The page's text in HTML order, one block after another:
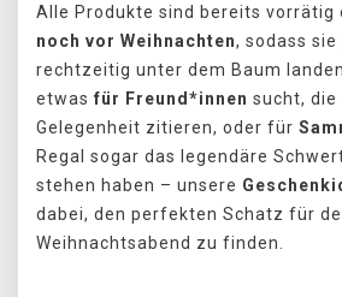
Alle Produkte sind bereits vorrätig
noch vor Weihnachten, sodass
rechtzeitig unter dem Baum
etwas für Freund*innen sucht, die
Gelegenheit zitieren, oder für
Regal sogar das legendäre
stehen haben – unsere
dabei, den perfekten Schatz für
Weihnachtsabend zu finden.